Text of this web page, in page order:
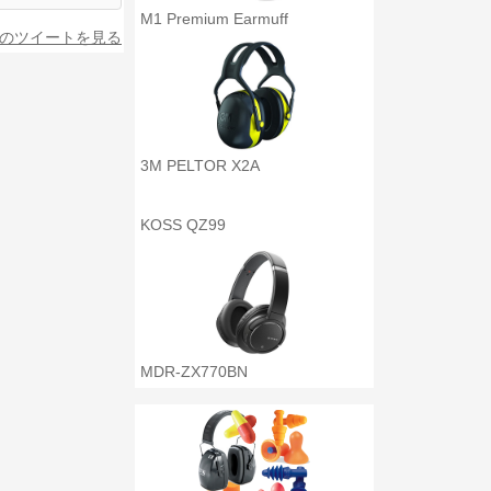
ツイートを見る
M1 Premium Earmuff
3M PELTOR X2A
KOSS QZ99
MDR-ZX770BN